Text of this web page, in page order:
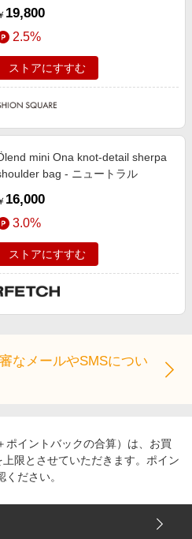
ソフト ショルダーバッグ
BEIGE FREE
19,800
2.5%
ストアにすすむ
mini Ona knot-detail sherpa
bag - ニュートラル
16,000
3.0%
ストアにすすむ
なメールやSMSについ
ポイントバックの合算）は、お買
限とさせていただきます。ポイン
ください。